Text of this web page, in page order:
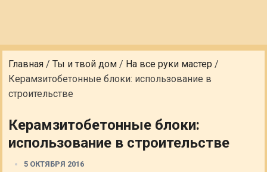
Главная /Ты и твой дом / На все руки мастер /
Керамзитобетонные блоки: использование в
строительстве
Керамзитобетонные блоки:
использование в строительстве
5 ОКТЯБРЯ 2016